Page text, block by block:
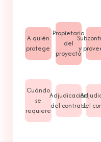
A quién
protege
Propietario
del
proyecto
y
Cuándo
se
requiere
Adjudicación
del contrato
del